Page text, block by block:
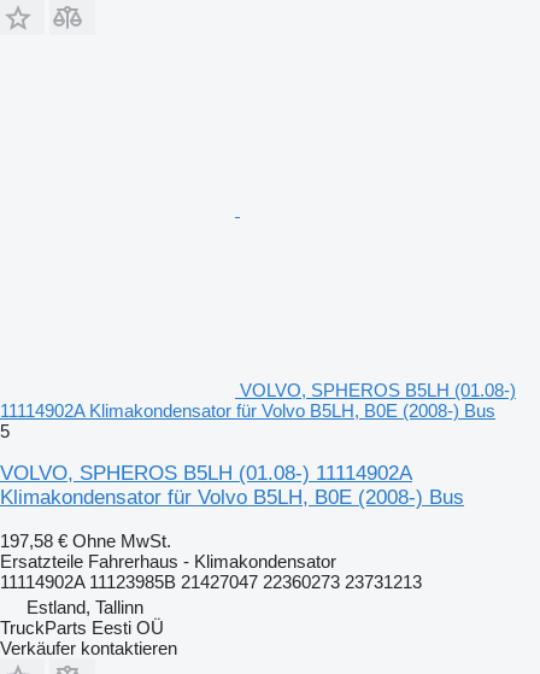
VOLVO, SPHEROS B5LH (01.08-)
11114902A Klimakondensator für Volvo B5LH, B0E (2008-) Bus
5
VOLVO, SPHEROS B5LH (01.08-) 11114902A
Klimakondensator für Volvo B5LH, B0E (2008-) Bus
197,58 € Ohne MwSt.
Ersatzteile Fahrerhaus - Klimakondensator
11114902A 11123985B 21427047 22360273 23731213
Estland, Tallinn
TruckParts Eesti OÜ
Verkäufer kontaktieren